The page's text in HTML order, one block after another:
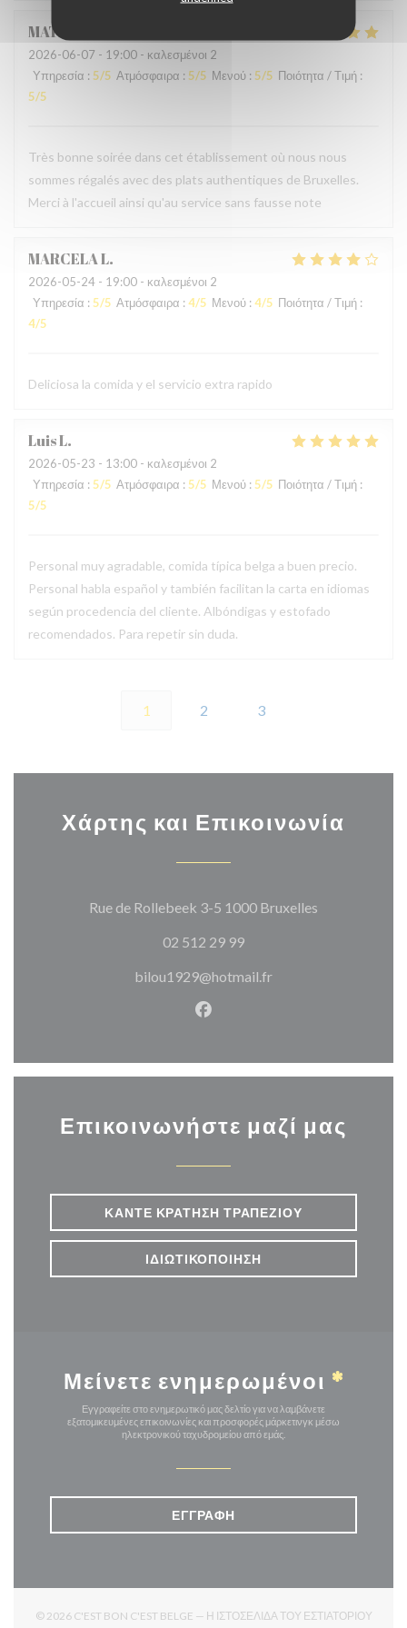
MATHIEU
2026-06-07 - 19:00 - καλεσμένοι 2
Υπηρεσία : 5/5 Ατμόσφαιρα : 5/5 Μενού : 5/5 Ποιότητα / Τιμή :
5/5
Très bonne soirée dans cet établissement où nous nous
sommes régalés avec des plats authentiques de Bruxelles.
Merci à l'accueil ainsi qu'au service sans fausse note
MARCELAL
2026-05-24 - 19:00 - καλεσμένοι 2
Υπηρεσία : 5/5 Ατμόσφαιρα : 4/5 Μενού : 4/5 Ποιότητα / Τιμή :
4/5
Deliciosa la comida y el servicio extra rapido
LuisL
2026-05-23 - 13:00 - καλεσμένοι 2
Υπηρεσία : 5/5 Ατμόσφαιρα : 5/5 Μενού : 5/5 Ποιότητα / Τιμή :
5/5
Personal muy agradable, comida típica belga a buen precio.
Personal habla español y también facilitan la carta en idiomas
según procedencia del cliente. Albóndigas y estofado
recomendados. Para repetir sin duda.
1 2 3
Χάρτης και Επικοινωνία
Rue de Rollebeek 3-5 1000 Bruxelles
02 512 29 99
bilou1929@hotmail.fr
Facebook ((ανοίγει σε νέο
Επικοινωνήστε μαζί μας
ΚΆΝΤΕ ΚΡΆΤΗΣΗ ΤΡΑΠΕΖΙΟΎ
ΙΔΙΩΤΙΚΟΠΟΊΗΣΗ
Μείνετε ενημερωμένοι *
Εγγραφείτε στο ενημερωτικό μας δελτίο για να λαμβάνετε
εξατομικευμένες επικοινωνίες και προσφορές μάρκετινγκ μέσω
ηλεκτρονικού ταχυδρομείου από εμάς.
ΕΓΓΡΑΦΉ
© 2026 C'EST BON C'EST BELGE — Η ΙΣΤΟΣΕΛΊΔΑ ΤΟΥ ΕΣΤΙΑΤΟΡΊΟΥ